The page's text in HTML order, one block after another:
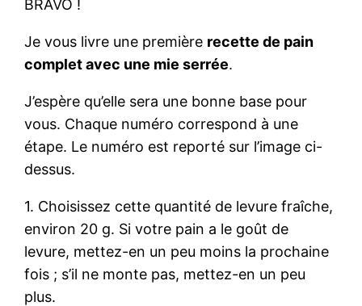
BRAVO !
Je vous livre une première recette de pain
complet avec une mie serrée.
J’espère qu’elle sera une bonne base pour
vous. Chaque numéro correspond à une
étape. Le numéro est reporté sur l’image ci-
dessus.
1. Choisissez cette quantité de levure fraîche,
environ 20 g. Si votre pain a le goût de
levure, mettez-en un peu moins la prochaine
fois ; s’il ne monte pas, mettez-en un peu
plus.